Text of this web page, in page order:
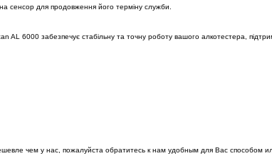
сенсор для продовження його терміну служби.
AL 6000 забезпечує стабільну та точну роботу вашого алкотестера,
чем у нас, пожалуйста обратитесь к нам удобным для Вас способом